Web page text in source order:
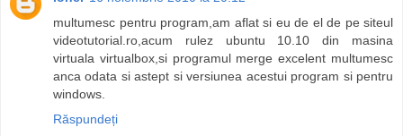
multumesc pentru program,am aflat si eu de el de pe siteul
videotutorial.ro,acum rulez ubuntu 10.10 din masina
virtuala virtualbox,si programul merge excelent multumesc
anca odata si astept si versiunea acestui program si pentru
windows.
Răspundeți